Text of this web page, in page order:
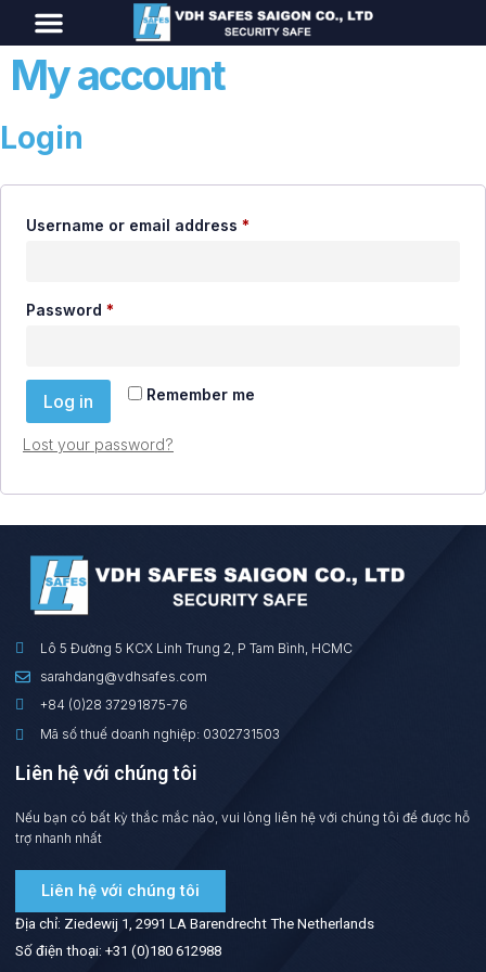
My account
Login
Username or email address *
Password *
Remember me
Log in
Lost your password?
Lô 5 Đường 5 KCX Linh Trung 2, P Tam Bình, HCMC
sarahdang@vdhsafes.com
+84 (0)28 37291875-76
Mã số thuế doanh nghiệp: 0302731503
Liên hệ với chúng tôi
Nếu bạn có bất kỳ thắc mắc nào, vui lòng liên hệ với chúng tôi để được hỗ
trợ nhanh nhất
Liên hệ với chúng tôi
Địa chỉ: Ziedewij 1, 2991 LA Barendrecht The Netherlands
Số điện thoại: +31 (0)180 612988